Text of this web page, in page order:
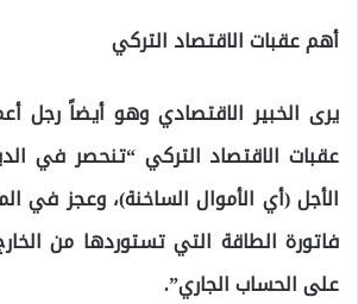
أهم عقبات الاقتصاد التركي
يرى الخبير الاقتصادي وهو أيضاً رجل
عقبات الاقتصاد التركي “تنحصر في
الأجل (أي الأموال الساخنة)، وعجز في
فاتورة الطاقة التي تستوردها من
على الحساب الجاري”.